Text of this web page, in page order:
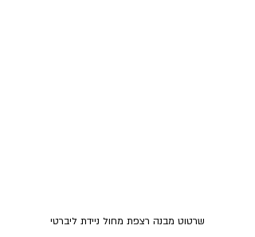
שרטוט מבנה רצפת מחול ניידת ליברטי